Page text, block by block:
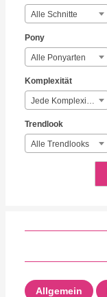
Alle Schnitte
Pony
Alle Ponyarten
Komplexität
Jede Komplexität
Trendlook
Alle Trendlooks
Allgemein